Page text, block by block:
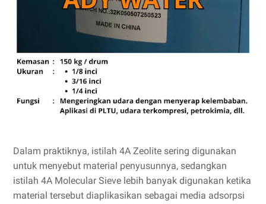
Dalam praktiknya, istilah 4A Zeolite sering digunakan
untuk menyebut material penyusunnya, sedangkan
istilah 4A Molecular Sieve lebih banyak digunakan ketika
material tersebut diaplikasikan sebagai media adsorpsi